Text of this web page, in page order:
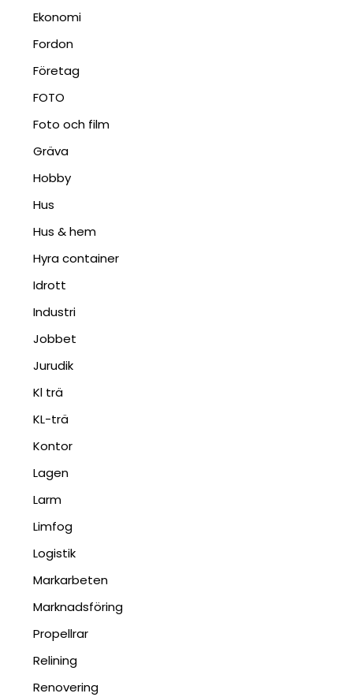
Ekonomi
Fordon
Företag
FOTO
Foto och film
Gräva
Hobby
Hus
Hus & hem
Hyra container
Idrott
Industri
Jobbet
Jurudik
Kl trä
KL-trä
Kontor
Lagen
Larm
Limfog
Logistik
Markarbeten
Marknadsföring
Propellrar
Relining
Renovering